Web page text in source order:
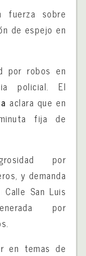
fuerza sobre
de espejo en
por robos en
policial. El
aclara que en
fija de
por
y demanda
San Luis
por
en temas de